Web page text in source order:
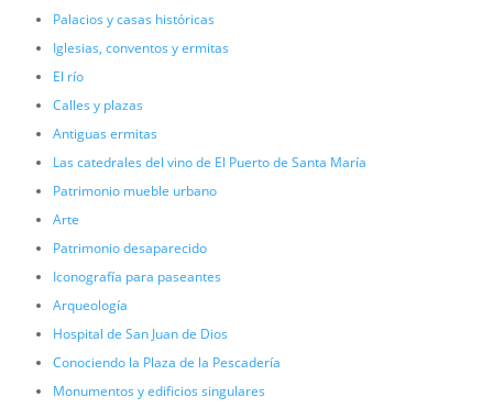
Palacios y casas históricas
Iglesias, conventos y ermitas
El río
Calles y plazas
Antiguas ermitas
Las catedrales del vino de El Puerto de Santa María
Patrimonio mueble urbano
Arte
Patrimonio desaparecido
Iconografía para paseantes
Arqueología
Hospital de San Juan de Dios
Conociendo la Plaza de la Pescadería
Monumentos y edificios singulares